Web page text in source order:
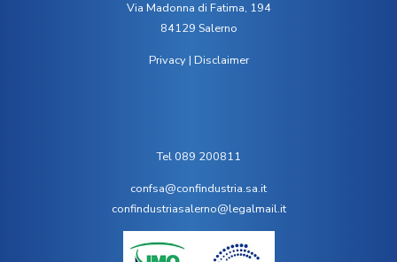
Via Madonna di Fatima, 194
84129 Salerno
Privacy| Disclaimer
Tel 089 200811
confsa@confindustria.sa.it
confindustriasalerno@legalmail.it